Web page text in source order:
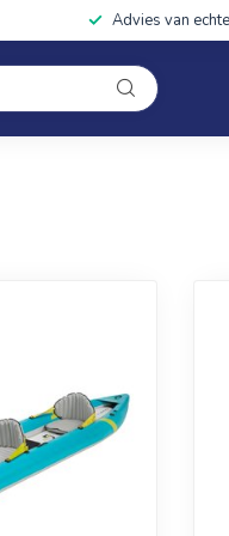
Advies van echte
Uitrusting
Onze winkel